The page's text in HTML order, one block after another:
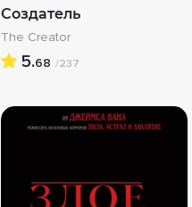
Создатель
The Creator
5.68 /237